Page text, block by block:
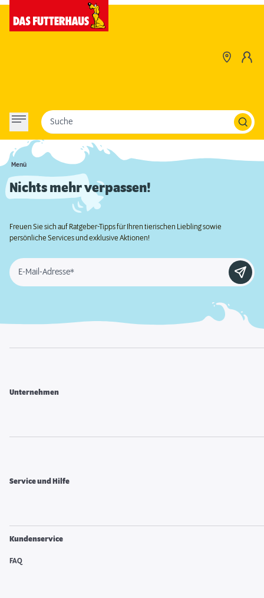
Menü
Suche
Nichts mehr verpassen!
Freuen Sie sich auf Ratgeber-Tipps für Ihren tierischen Liebling sowie
persönliche Services und exklusive Aktionen!
E-Mail-Adresse*
Unternehmen
Service und Hilfe
Kundenservice
FAQ